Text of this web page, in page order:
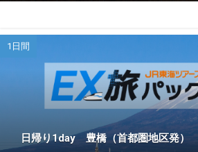
1日間
日帰り1day 豊橋（首都圏地区発）